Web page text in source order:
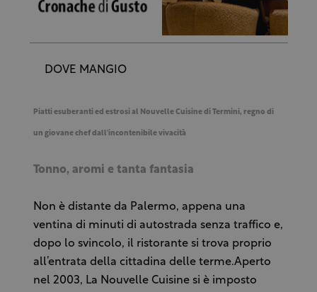
DOVE MANGIO
Piatti esuberanti ed estrosi al Nouvelle Cuisine di Termini, regno di
un giovane chef dall'incontenibile vivacità
Tonno, aromi e tanta fantasia
Non è distante da Palermo, appena una
ventina di minuti di autostrada senza traffico e,
dopo lo svincolo, il ristorante si trova proprio
all’entrata della cittadina delle terme.Aperto
nel 2003, La Nouvelle Cuisine si è imposto